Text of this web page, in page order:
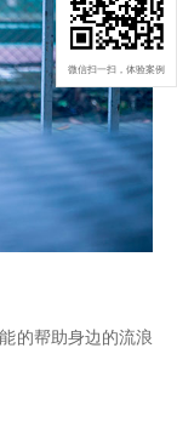
微信扫一扫，体验案例
的帮助身边的流浪